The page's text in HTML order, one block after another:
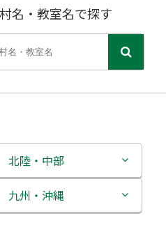
名・教室名で探す
北陸・中部
新潟県
九州・沖縄